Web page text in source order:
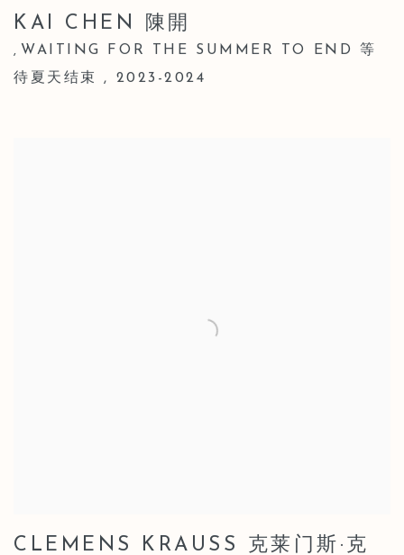
KAI CHEN 陳開
, WAITING FOR THE SUMMER TO END 等
待夏天结束, 2023-2024
CLEMENS KRAUSS 克莱门斯·克